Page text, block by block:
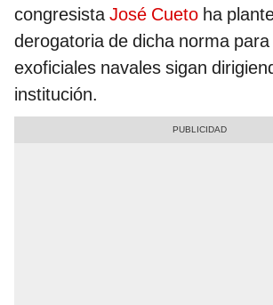
congresistaJosé Cueto ha
derogatoria de dicha norma
exoficiales navales sigan
institución.